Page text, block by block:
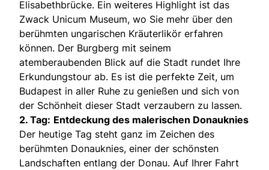
Elisabethbrücke. Ein weiteres Highlight ist das
Zwack Unicum Museum, wo Sie mehr über den
berühmten ungarischen Kräuterlikör erfahren
können. Der Burgberg mit seinem
atemberaubenden Blick auf die Stadt rundet Ihre
Erkundungstour ab. Es ist die perfekte Zeit, um
Budapest in aller Ruhe zu genießen und sich von
der Schönheit dieser Stadt verzaubern zu lassen.
2. Tag: Entdeckung des malerischen Donauknies
Der heutige Tag steht ganz im Zeichen des
berühmten Donauknies, einer der schönsten
Landschaften entlang der Donau. Auf Ihrer Fahrt